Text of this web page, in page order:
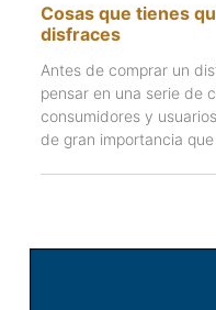
Cosas que tienes
disfraces
Antes de comprar un
pensar en una serie de
consumidores y
de gran importancia que